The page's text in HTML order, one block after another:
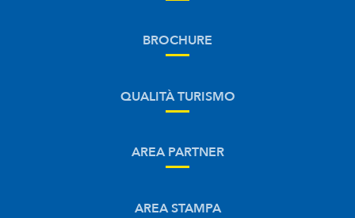
BROCHURE
QUALITÀ TURISMO
AREA PARTNER
AREA STAMPA